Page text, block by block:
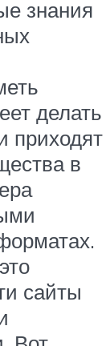
знания
делать
приходят
в
сайты